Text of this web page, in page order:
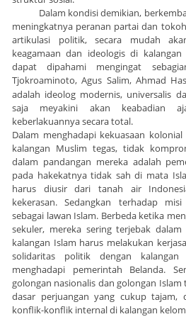
Dalam kondisi demikian,
meningkatnya peranan partai dan
artikulasi politik, secara mudah
keagamaan dan ideologis di
dapat dipahami mengingat
Tjokroaminoto, Agus Salim, Ahmad
adalah ideolog modernis, universalis
saja meyakini akan keabadian
keberlakuannya secara total.
Dalam menghadapi kekuasaan kolonial
kalangan Muslim tegas, tidak
dalam pandangan mereka adalah
pada hakekatnya tidak sah di mata
harus diusir dari tanah air
kekerasan. Sedangkan terhadap
sebagai lawan Islam. Berbeda ketika
sekuler, mereka sering terjebak
kalangan Islam harus melakukan
solidaritas politik dengan kalangan
menghadapi pemerintah Belanda.
golongan nasionalis dan golongan
dasar perjuangan yang cukup tajam,
konflik-konflik internal di kalangan